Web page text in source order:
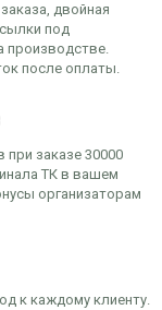
двойная
под
производстве.
после оплаты.
заказе 30000
ТК в вашем
организаторам
к каждому клиенту.